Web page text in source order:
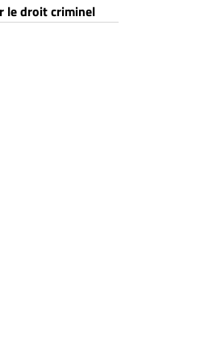
le droit criminel